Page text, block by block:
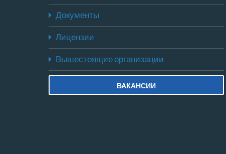
Документы
Лицензии
Вышестоящие организации
ВАКАНСИИ